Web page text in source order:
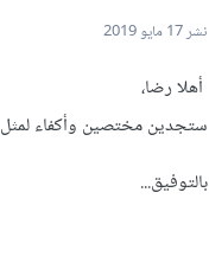
نشر17 مايو 2019
أهلا رضا،
ستجدين مختصين وأكفاء لمثل
بالتوفيق...